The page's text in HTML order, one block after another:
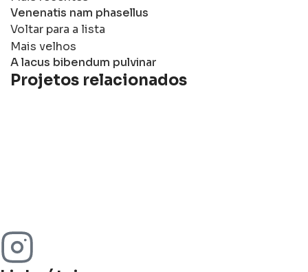
Venenatis nam phasellus
Voltar para a lista
Mais velhos
A lacus bibendum pulvinar
Projetos relacionados